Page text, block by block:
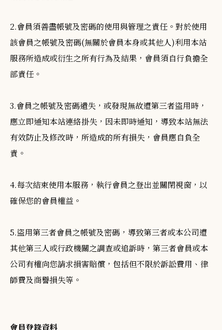
2.會員須善盡帳號及密碼的使用與管理之責任。對於使用
該會員之帳號及密碼(無關於會員本身或其他人)利用本站
服務所造成或衍生之所有行為及結果，會員須自行負擔全
部責任。
3.會員之帳號及密碼遺失，或發現無故遭第三者盜用時，
應立即通知本站連絡掛失，因未即時通知，導致本站無法
有效防止及修改時，所造成的所有損失，會員應自負全
責。
4.每次結束使用本服務，執行會員之登出並關閉視窗，以
確保您的會員權益。
5.盜用第三者會員之帳號及密碼，導致第三者或本公司遭
其他第三人或行政機關之調查或追訴時，第三者會員或本
公司有權向您請求損害賠償，包括但不限於訴訟費用、律
師費及商譽損失等。
會員登錄資料